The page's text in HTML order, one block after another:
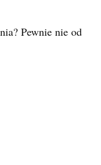
Pewnie nie od